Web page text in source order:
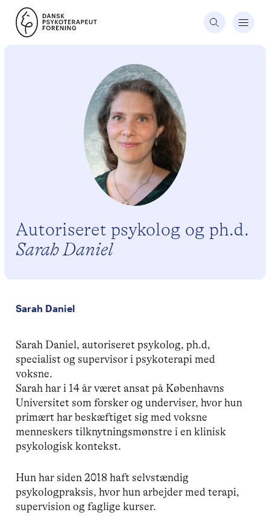
Autoriseret psykolog og ph.d.
Sarah Daniel
Sarah Daniel
Sarah Daniel, autoriseret psykolog, ph.d,
specialist og supervisor i psykoterapi med
voksne.
Sarah har i 14 år været ansat på Københavns
Universitet som forsker og underviser, hvor hun
primært har beskæftiget sig med voksne
menneskers tilknytningsmønstre i en klinisk
psykologisk kontekst.
Hun har siden 2018 haft selvstændig
psykologpraksis, hvor hun arbejder med terapi,
supervision og faglige kurser.